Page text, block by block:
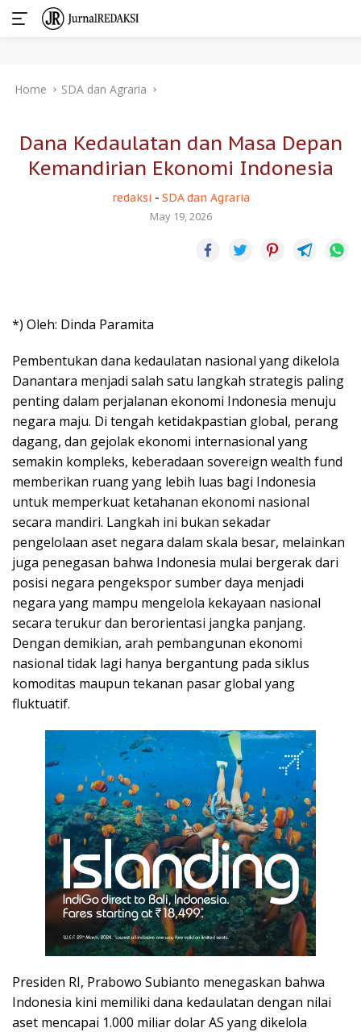
Home SDA dan Agraria
Dana Kedaulatan dan Masa Depan
Kemandirian Ekonomi Indonesia
redaksi - SDA dan Agraria
May 19, 2026
*) Oleh: Dinda Paramita
Pembentukan dana kedaulatan nasional yang dikelola
Danantara menjadi salah satu langkah strategis paling
penting dalam perjalanan ekonomi Indonesia menuju
negara maju. Di tengah ketidakpastian global, perang
dagang, dan gejolak ekonomi internasional yang
semakin kompleks, keberadaan sovereign wealth fund
memberikan ruang yang lebih luas bagi Indonesia
untuk memperkuat ketahanan ekonomi nasional
secara mandiri. Langkah ini bukan sekadar
pengelolaan aset negara dalam skala besar, melainkan
juga penegasan bahwa Indonesia mulai bergerak dari
posisi negara pengekspor sumber daya menjadi
negara yang mampu mengelola kekayaan nasional
secara terukur dan berorientasi jangka panjang.
Dengan demikian, arah pembangunan ekonomi
nasional tidak lagi hanya bergantung pada siklus
komoditas maupun tekanan pasar global yang
fluktuatif.
Presiden RI, Prabowo Subianto menegaskan bahwa
Indonesia kini memiliki dana kedaulatan dengan nilai
aset mencapai 1.000 miliar dolar AS yang dikelola